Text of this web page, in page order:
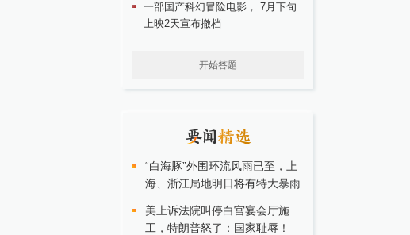
一部国产科幻冒险电影， 7月下旬
上映2天宣布撤档
开始答题
“白海豚”外围环流风雨已至，上
海、浙江局地明日将有特大暴雨
美上诉法院叫停白宫宴会厅施
工，特朗普怒了：国家耻辱！